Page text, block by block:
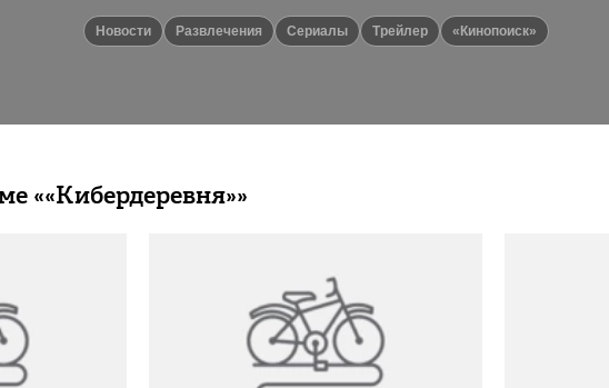
новости Развлечения сериалы Трейлер «Кинопоиск»
««Кибердеревня»»